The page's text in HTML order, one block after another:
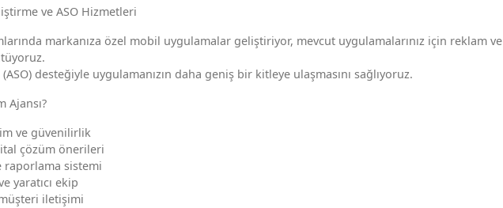
ve ASO Hizmetleri
markanıza özel mobil uygulamalar geliştiriyor, mevcut uygulamalarınız için reklam ve
desteğiyle uygulamanızın daha geniş bir kitleye ulaşmasını sağlıyoruz.
Ajansı?
ve güvenilirlik
çözüm önerileri
raporlama sistemi
yaratıcı ekip
iletişimi